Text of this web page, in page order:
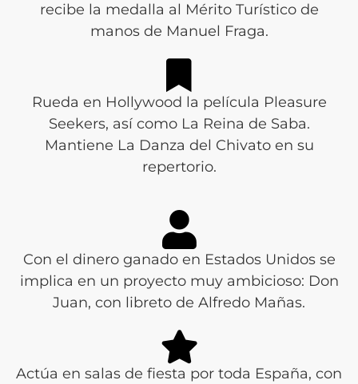
recibe la medalla al Mérito Turístico de
manos de Manuel Fraga.
Rueda en Hollywood la película Pleasure
Seekers, así como La Reina de Saba.
Mantiene La Danza del Chivato en su
repertorio.
Con el dinero ganado en Estados Unidos se
implica en un proyecto muy ambicioso: Don
Juan, con libreto de Alfredo Mañas.
Actúa en salas de fiesta por toda España, con